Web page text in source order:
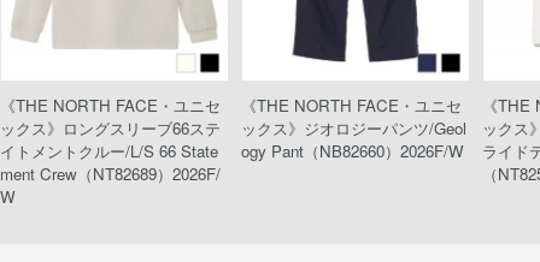
《THE NORTH FACE・ユニセ
ックス》ロングスリーブ66ステ
イトメントクルー/L/S 66 State
ment Crew（NT82689）2026F/
W
《THE NORTH FACE・ユニセ
ックス》ジオロジーパンツ/Geol
ogy Pant（NB82660）2026F/W
《
ックス
ライド
（